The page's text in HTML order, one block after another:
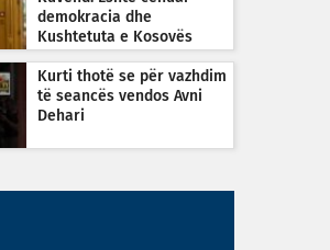
demokracia dhe
Kushtetuta e Kosovës
Kurti thotë se për vazhdim
të seancës vendos Avni
Dehari